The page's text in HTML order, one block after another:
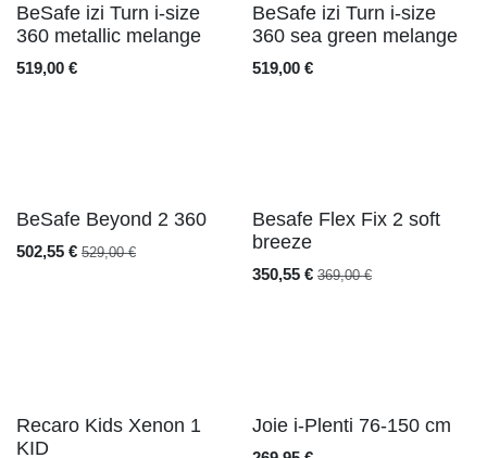
Versandkostenfrei
BeSafe izi Turn i-size
360 metallic melange
519,00 € Versandkostenfrei
BeSafe izi Turn i-size
360 sea green melange
519,00€
Versandkostenfrei
BeSafe Beyond 2 360
502,55 € 529,00€ Versandkostenfrei
Besafe Flex Fix 2 soft
breeze
350,55€ 369,00€
Recaro Kids Xenon 1
KID
Joie i-Plenti 76-150 cm